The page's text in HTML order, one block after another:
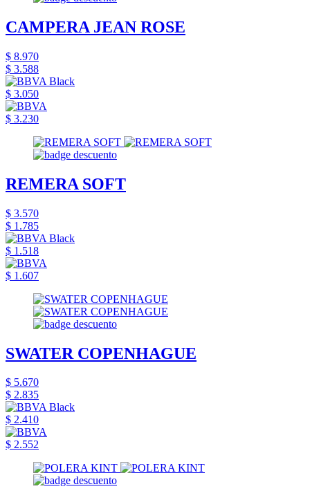
CAMPERA JEAN ROSE
$ 8.970
$ 3.588
$ 3.050
$ 3.230
REMERA SOFT
$ 3.570
$ 1.785
$ 1.518
$ 1.607
SWATER COPENHAGUE
$ 5.670
$ 2.835
$ 2.410
$ 2.552